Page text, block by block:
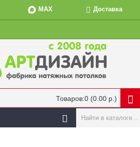
MAX Доставка
Товаров:0 (0.00 р.)